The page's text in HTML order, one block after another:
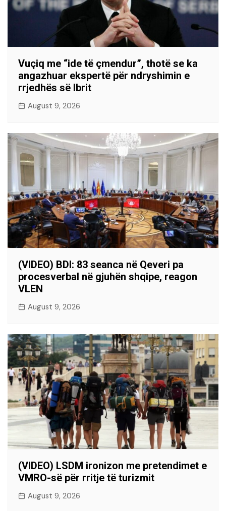
Vuçiq me “ide të çmendur”, thotë se ka
angazhuar ekspertë për ndryshimin e
rrjedhës së Ibrit
August 9, 2026
(VIDEO) BDI: 83 seanca në Qeveri pa
procesverbal në gjuhën shqipe, reagon
VLEN
August 9, 2026
(VIDEO) LSDM ironizon me pretendimet e
VMRO-së për rritje të turizmit
August 9, 2026